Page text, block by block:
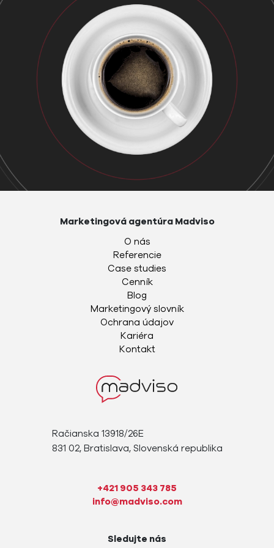
Račianska 13918/26E
831 02, Bratislava, Slovenská republika
+421 905 343 785
info@madviso.com
Marketingová agentúra Madviso
O nás
Referencie
Case studies
Cenník
Blog
Marketingový slovník
Ochrana údajov
Kariéra
Kontakt
Sledujte nás